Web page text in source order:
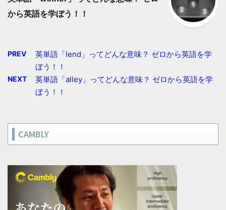
から英語を学ぼう！！
PREV
英単語「lend」ってどんな意味？ ゼロから英語を学
ぼう！！
NEXT
英単語「alley」ってどんな意味？ ゼロから英語を学
ぼう！！
CAMBLY